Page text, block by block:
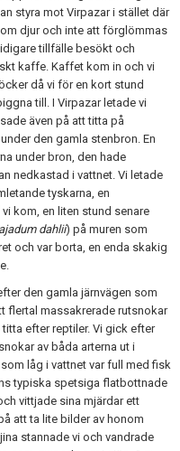
styra mot Virpazar i stället där
djur och inte att förglömmas
tillfälle besökt och
kaffe. Kaffet kom in och vi
då vi för en kort stund
till. I Virpazar letade vi
även på att titta på
den gamla stenbron. En
under bron, den hade
nedkastad i vattnet. Vi letade
tyskarna, en
kom, en liten stund senare
dahlii) på muren som
och var borta, en enda skakig
den gamla järnvägen som
flertal massakrerade rutsnokar
efter reptiler. Vi gick efter
av båda arterna ut i
låg i vattnet var full med fisk
typiska spetsiga flatbottnade
vittjade sina mjärdar ett
att ta lite bilder av honom
stannade vi och vandrade